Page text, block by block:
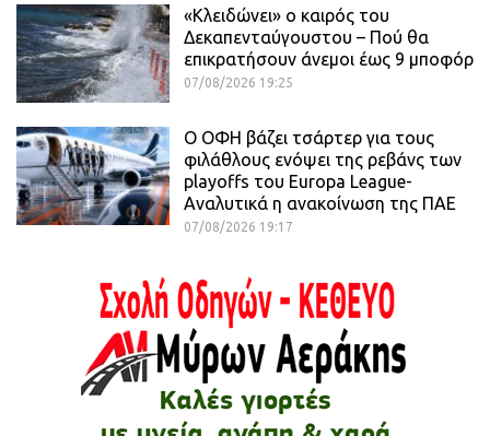
«Κλειδώνει» ο καιρός του
Δεκαπενταύγουστου – Πού θα
επικρατήσουν άνεμοι έως 9 μποφόρ
07/08/2026 19:25
Ο ΟΦΗ βάζει τσάρτερ για τους
φιλάθλους ενόψει της ρεβάνς των
playoffs του Europa League-
Αναλυτικά η ανακοίνωση της ΠΑΕ
07/08/2026 19:17